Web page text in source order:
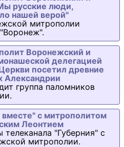
русские люди,
нашей верой"
митрополии
Воронежский и
делегацией
посетил древние
Александрии
группа паломников
с митрополитом
Леонтием
"Губерния" с
митрополии.